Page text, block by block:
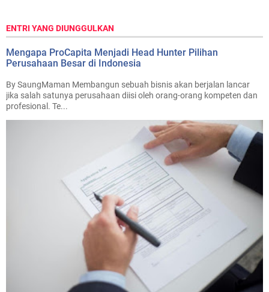
ENTRI YANG DIUNGGULKAN
Mengapa ProCapita Menjadi Head Hunter Pilihan
Perusahaan Besar di Indonesia
By SaungMaman Membangun sebuah bisnis akan berjalan lancar
jika salah satunya perusahaan diisi oleh orang-orang kompeten dan
profesional. Te...